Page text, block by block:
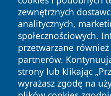
zewnętrznych
analitycznych,
społecznościowych.
przetwarzane również
partnerów.
strony lub klikając
wyrażasz zgodę na
Copyright © 2026
zastrzeżone.
News Autorzy
Polityka